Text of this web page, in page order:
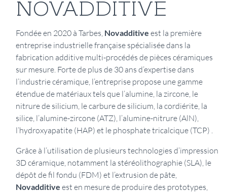
NOVADDITIVE
Présentation
Fondée en 2020 à Tarbes, Novadditive est la première
entreprise industrielle française spécialisée dans la
fabrication additive multi-procédés de pièces céramiques
sur mesure. Forte de plus de 30 ans d’expertise dans
l’industrie céramique, l’entreprise propose une gamme
étendue de matériaux tels que l’alumine, la zircone, le
nitrure de silicium, le carbure de silicium, la cordiérite, la
silice, l’alumine-zircone (ATZ), l’alumine-nitrure (AlN),
l’hydroxyapatite (HAP) et le phosphate tricalcique (TCP) .
Grâce à l’utilisation de plusieurs technologies d’impression
3D céramique, notamment la stéréolithographie (SLA), le
dépôt de fil fondu (FDM) et l’extrusion de pâte,
Novadditive est en mesure de produire des prototypes,